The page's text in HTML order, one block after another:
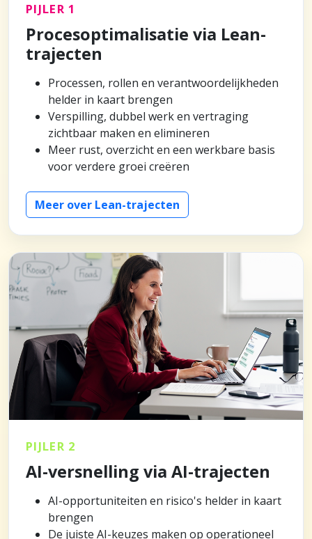
PIJLER 1
Procesoptimalisatie via Lean-
trajecten
Processen, rollen en verantwoordelijkheden
helder in kaart brengen
Verspilling, dubbel werk en vertraging
zichtbaar maken en elimineren
Meer rust, overzicht en een werkbare basis
voor verdere groei creëren
Meer over Lean-trajecten
PIJLER 2
AI-versnelling via AI-trajecten
AI-opportuniteiten en risico's helder in kaart
brengen
De juiste AI-keuzes maken op operationeel